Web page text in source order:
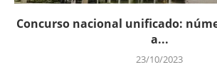
Concurso nacional unificado:
a...
23/10/2023